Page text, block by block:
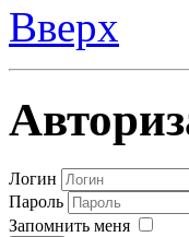
Вверх
Логин
Пароль
Запомнить меня